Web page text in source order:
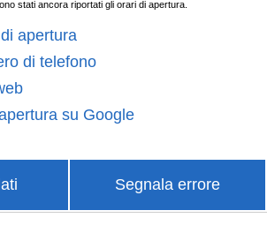
stati ancora riportati gli orari di apertura.
apertura
di telefono
su Google
Segnala errore